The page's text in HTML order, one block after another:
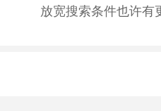
放宽搜索条件也许有